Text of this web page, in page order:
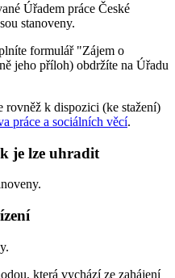
Úřadem práce České
stanoveny.
formulář "Zájem o
jeho příloh) obdržíte na Úřadu
k dispozici (ke stažení)
práce a sociálních věcí.
je lze uhradit
která vychází ze zahájení